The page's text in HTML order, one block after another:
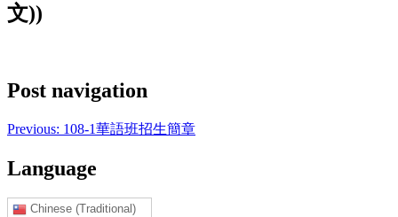
文))
Post navigation
Previous: 108-1華語班招生簡章
Language
Chinese (Traditional)